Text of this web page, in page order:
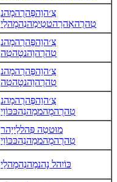
צִ׳הוַהפֶּהרֻהמָהנ
טִהרֻהאִהרַהטטַימַהנִהמָהלַי
צִ׳הוַהפֶּהרֻהמָהנ
טִהרֻהוַהנטָהטִה
צִ׳הוַהפֶּהרֻהמָהנ
טִהרֻהוַהנטָהטִה
צִ׳הוַהפֶּהרֻהמָהנ
טִהרֻהמֻהממַהנִהכּכּוֹוַי
מוּטטַה פִּהללַייָהר
טִהרֻהמֻהממַהנִהכּכּוֹוַי
כּוֹיִהל נָהנמַהנִהמָהלַי